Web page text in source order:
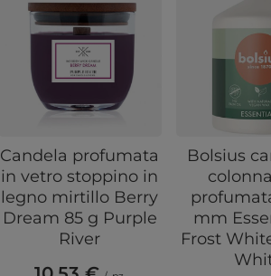
Candela profumata
in vetro stoppino in
legno mirtillo Berry
Dream 85 g Purple
River
Bolsius
mm
Frost